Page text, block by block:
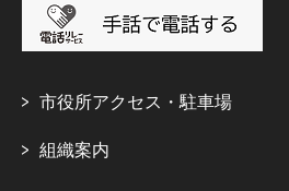
市役所アクセス・駐車場
組織案内